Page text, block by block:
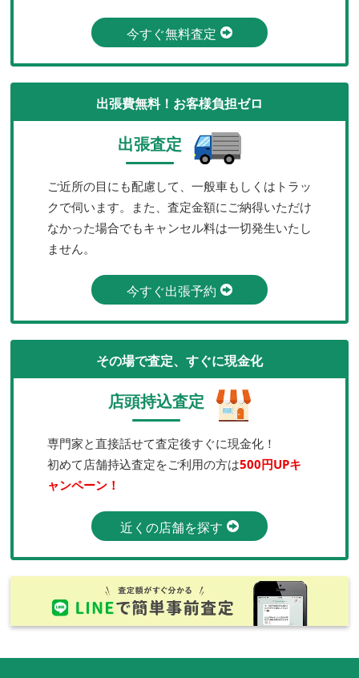
今すぐ無料査定
出張費無料！お客様負担ゼロ
出張査定
ご近所の目にも配慮して、一般車もしくはトラッ
クで伺います。また、査定金額にご納得いただけ
なかった場合でもキャンセル料は一切発生いたし
ません。
今すぐ出張予約
その場で査定、すぐに現金化
店頭持込査定
専門家と直接話せて査定後すぐに現金化！
初めて店舗持込査定をご利用の方は500円UPキ
ャンペーン！
近くの店舗を探す